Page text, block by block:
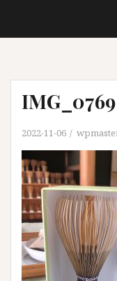
IMG_0769
2022-11-06